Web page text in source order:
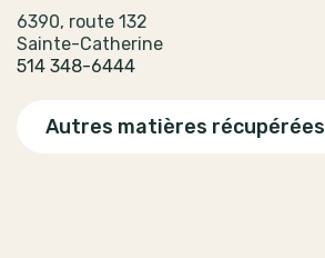
6390, route 132
Sainte-Catherine
514 348-6444
Autres matières récupérées